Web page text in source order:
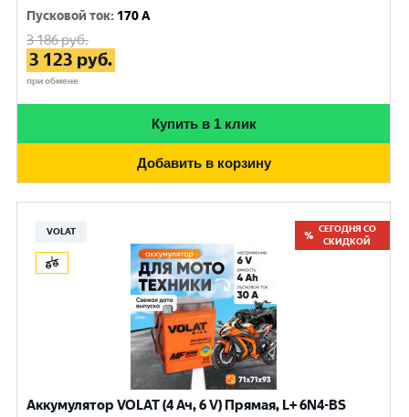
Пусковой ток: 170 A
3 186руб.
3 123 руб.
при обмене
Купить в 1 клик
Добавить в корзину
VOLAT
СЕГОДНЯ СО
СКИДКОЙ
Аккумулятор VOLAT (4 Ач, 6 V) Прямая, L+ 6N4-BS